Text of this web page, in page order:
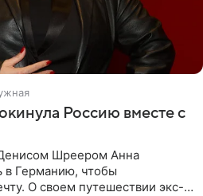
Россию вместе с
Шреером Анна
в Германию, чтобы
О своем путешествии экс-